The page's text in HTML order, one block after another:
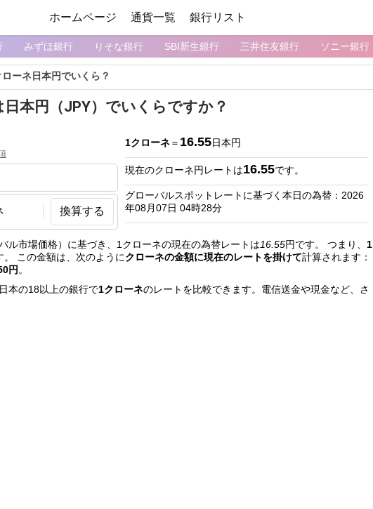
ホームページ 通貨一覧 銀行リスト
みずほ銀行 りそな銀行 SBI新生銀行 三井住友銀行 ソニー銀行
ローネ日本円でいくら？
本円（JPY）でいくらですか？
換算する
1クローネ＝ 16.55日本円
現在のクローネ円レートは16.55です。
グローバルスポットレートに基づく本日の為替：2026
年08月07日 04時28分
ル市場価格）に基づき、1クローネの現在の為替レートは16.55円です。 つまり、 1
。 この金額は、次のようにクローネの金額に現在のレートを掛けて計算されます：
円 。
本の18以上の銀行で1クローネのレートを比較できます。電信送金や現金など、さ